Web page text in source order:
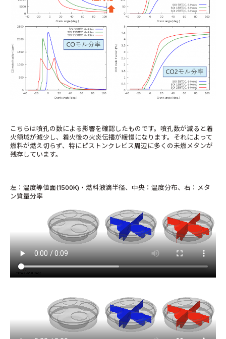
こちらは噴孔の数による影響を確認したものです。噴孔数が減ると着
火領域が減少し、着火後の火炎伝播が緩慢になります。それによって
燃料が燃え切らず、特にピストンクレビス周辺に多くの未燃メタンが
残存しています。
左：温度等値面(1500K)・燃料液滴半径、中央：温度分布、右：メタ
ン質量分率